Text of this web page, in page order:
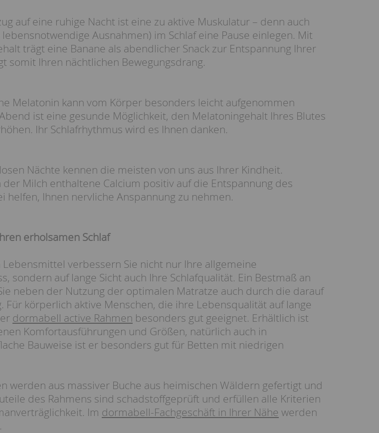
auf eine ruhige Nacht ist eine zu aktive Muskulatur – denn auch
Ausnahmen) im Schlaf eine Pause einlegen. Mit
trägt eine Banane als abendlicher Snack zur Entspannung Ihrer
somit Ihren nächtlichen Bewegungsdrang.
Melatonin kann vom Körper besonders leicht aufgenommen
ist eine gesunde Möglichkeit, den Melatoningehalt Ihres Blutes
Ihr Schlafrhythmus wird es Ihnen danken.
Nächte kennen die meisten von uns aus Ihrer Kindheit.
der Milch enthaltene Calcium positiv auf die Entspannung des
helfen, Ihnen nervliche Anspannung zu nehmen.
erholsamen Schlaf
verbessern Sie nicht nur Ihre allgemeine
sondern auf lange Sicht auch Ihre Schlafqualität. Ein Bestmaß an
neben der Nutzung der optimalen Matratze auch durch die darauf
körperlich aktive Menschen, die ihre Lebensqualität auf lange
dormabell active Rahmen besonders gut geeignet. Erhältlich ist
Komfortausführungen und Größen, natürlich auch in
Bauweise ist er besonders gut für Betten mit niedrigen
werden aus massiver Buche aus heimischen Wäldern gefertigt und
des Rahmens sind schadstoffgeprüft und erfüllen alle Kriterien
Im dormabell-Fachgeschäft in Ihrer Nähe werden